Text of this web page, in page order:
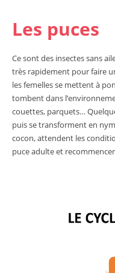
Les puces
Ce sont des insectes sans
très rapidement pour faire
les femelles se mettent à
tombent dans
couettes, parquets…
puis se transforment en
cocon, attendent les
puce adulte et